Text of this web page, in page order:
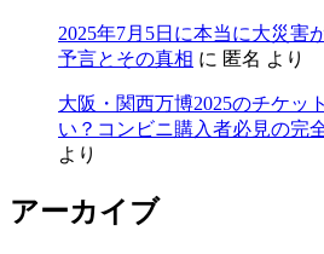
2025年7月5日に本当に大災害
予言とその真相 に 匿名 より
大阪・関西万博2025のチケッ
い？コンビニ購入者必見の完
より
アーカイブ